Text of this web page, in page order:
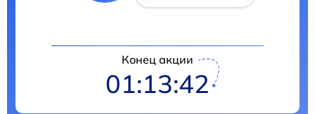
Конец акции
01:13:40